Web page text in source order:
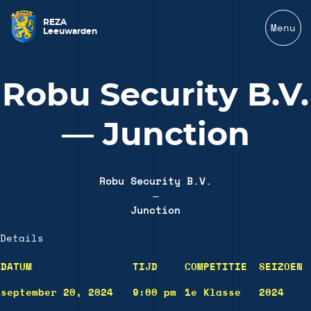
REZA
Leeuwarden
Menu
Robu Security B.V.
— Junction
Robu Security B.V.
—
Junction
Details
DATUM TIJD COMPETITIE SEIZOEN
september 20, 2024 9:00 pm 1e Klasse 2024